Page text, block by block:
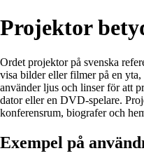
Projektor
Ordet projektor på svenska
visa bilder eller filmer på en
använder ljus och linser för att
dator eller en DVD-spelare.
konferensrum, biografer och
Exempel på